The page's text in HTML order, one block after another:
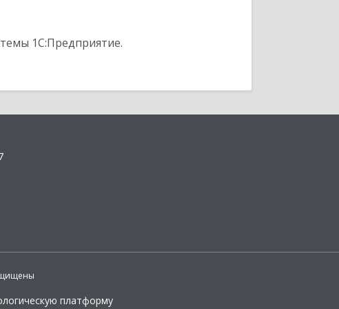
1С:Предприятие.
платформу